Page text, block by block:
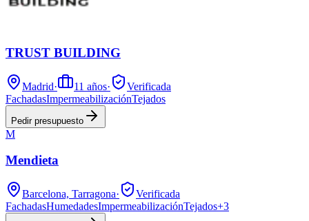
TRUST BUILDING
Madrid· 11 años·
Verificada
FachadasImpermeabilizaciónTejados
Pedir presupuesto
M
Mendieta
Barcelona, Tarragona·
Verificada
FachadasHumedadesImpermeabilizaciónTejados+3